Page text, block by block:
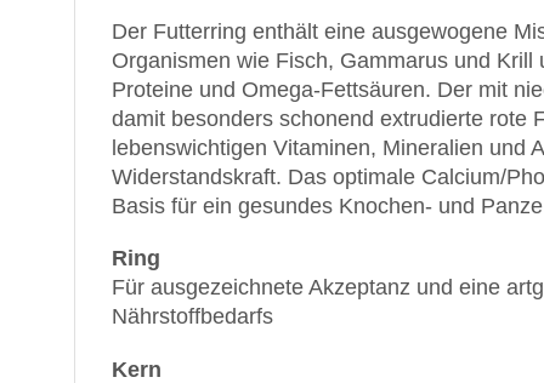
Der Futterring enthält eine ausgewogene
Organismen wie Fisch, Gammarus und Krill
Proteine und Omega-Fettsäuren. Der mit
damit besonders schonend extrudierte rote
lebenswichtigen Vitaminen, Mineralien und
Widerstandskraft. Das optimale Calcium/
Basis für ein gesundes Knochen- und
Ring
Für ausgezeichnete Akzeptanz und eine
Nährstoffbedarfs
Kern